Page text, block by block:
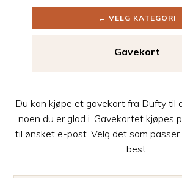
Du kan kjøpe et gavekort fra Dufty til
noen du er glad i. Gavekortet kjøpes
til ønsket e-post. Velg det som
best.
← VELG KATEGORI
Gavekort